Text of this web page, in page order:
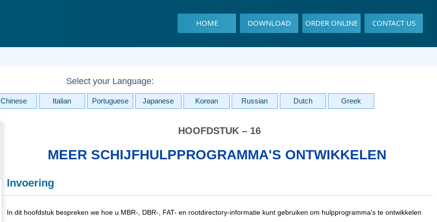
HOME DOWNLOAD ORDER ONLINE CONTACT US
Select your Language:
Chinese Italian Portuguese Japanese Korean Russian Dutch Greek
HOOFDSTUK – 16
MEER SCHIJFHULPPROGRAMMA'S ONTWIKKELEN
Invoering
In dit hoofdstuk bespreken we hoe u MBR-, DBR-, FAT- en rootdirectory-informatie kunt gebruiken om hulpprogramma's te ontwikkelen